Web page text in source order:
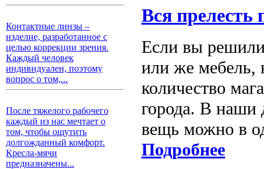
Контактные линзы –
изделие, разработанное с
целью коррекции зрения.
Каждый человек
индивидуален, поэтому
вопрос о том,...
После тяжелого рабочего
каждый из нас мечтает о
том, чтобы ощутить
долгожданный комфорт.
Кресла-мячи
предназначены...
Вся прелесть
Если вы решили
или же мебель,
количество
города. В наши
вещь можно в
Подробнее